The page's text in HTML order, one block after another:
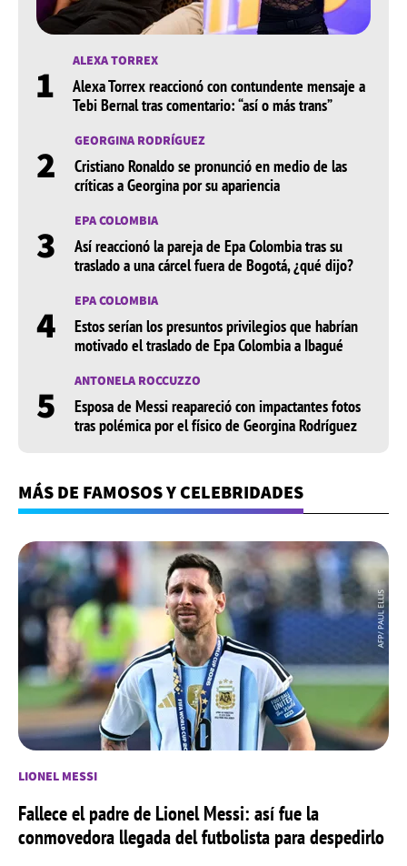
1 ALEXA TORREX
Alexa Torrex reaccionó con contundente mensaje a
Tebi Bernal tras comentario: “así o más trans”
2 GEORGINA RODRÍGUEZ
Cristiano Ronaldo se pronunció en medio de las
críticas a Georgina por su apariencia
3 EPA COLOMBIA
Así reaccionó la pareja de Epa Colombia tras su
traslado a una cárcel fuera de Bogotá, ¿qué dijo?
4 EPA COLOMBIA
Estos serían los presuntos privilegios que habrían
motivado el traslado de Epa Colombia a Ibagué
5 ANTONELA ROCCUZZO
Esposa de Messi reapareció con impactantes fotos
tras polémica por el físico de Georgina Rodríguez
MÁS DE FAMOSOS Y CELEBRIDADES
LIONEL MESSI
Fallece el padre de Lionel Messi: así fue la
conmovedora llegada del futbolista para despedirlo